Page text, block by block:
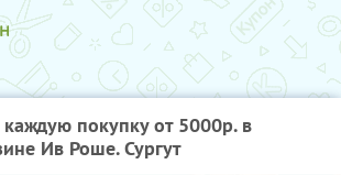
каждую покупку от 5000р. в
Ив Роше. Сургут